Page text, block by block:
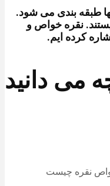
طبقه بندی می شود.
نقره خواص و
کرده ایم.
می دانید